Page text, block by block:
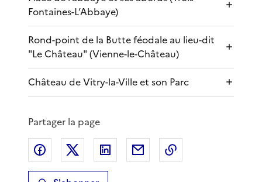
Fontaines-L’Abbaye)
Rond-point de la Butte féodale au lieu-dit
"Le Château" (Vienne-le-Château)
Château de Vitry-la-Ville et son Parc
Partager la page
Partager sur Facebook
Partager sur XPartager sur LinkedIn
Partager par email